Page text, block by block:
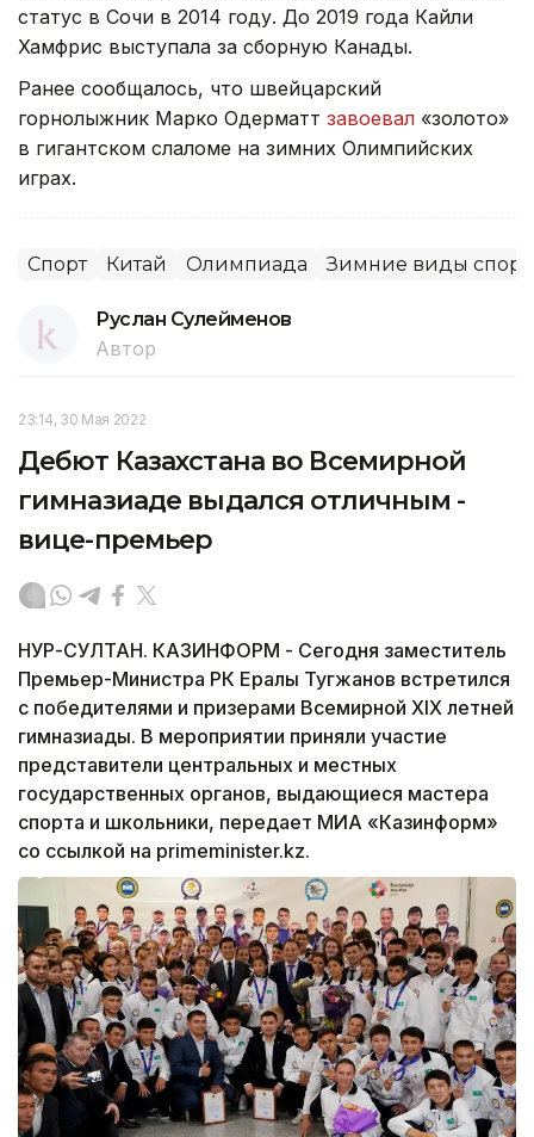
статус в Сочи в 2014 году. До 2019 года Кайли
Хамфрис выступала за сборную Канады.
Ранее сообщалось, что швейцарский
горнолыжник Марко Одерматт завоевал «золото»
в гигантском слаломе на зимних Олимпийских
играх.
Спорт Китай Олимпиада Зимние виды
Руслан Сулейменов
Автор
23:14, 30 Мая 2022
Дебют Казахстана во Всемирной
гимназиаде выдался отличным -
вице-премьер
НУР-СУЛТАН. КАЗИНФОРМ - Сегодня заместитель
Премьер-Министра РК Ералы Тугжанов встретился
с победителями и призерами Всемирной XIX летней
гимназиады. В мероприятии приняли участие
представители центральных и местных
государственных органов, выдающиеся мастера
спорта и школьники, передает МИА «Казинформ»
со ссылкой на primeminister.kz.